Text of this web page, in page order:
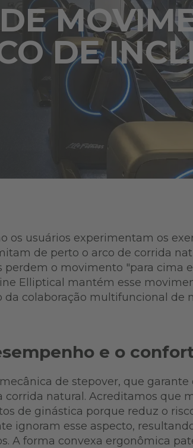
DE
os usuários experimentam os
de perto o arco de corrida
o movimento "para cima
Elliptical mantém esse
colaboração multifuncional de
e o
de stepover, que garante
corrida natural. Acreditamos que
de ginástica porque reduz o
ignoram esse aspecto,
A forma convexa ergonômica